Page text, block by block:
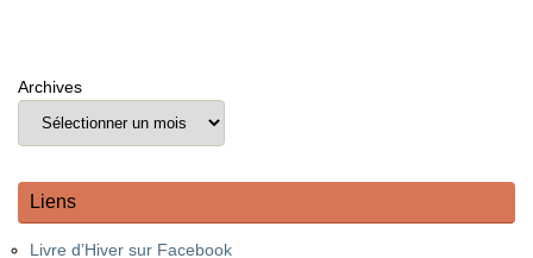
Archives
Liens
Livre d’Hiver sur Facebook